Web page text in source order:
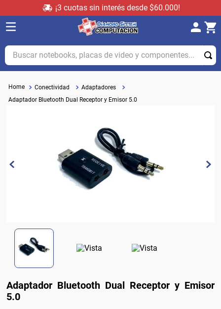
¡3 cuotas sin interés desde $60.000!
Buscar notebooks, placas de video y componentes...
Conectividad
Adaptadores
Adaptador Bluetooth Dual Receptor y Emisor 5.0
Adaptador Bluetooth Dual Receptor y Emisor
5.0